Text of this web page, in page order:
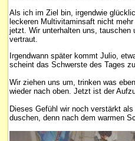
Als ich im Ziel bin, irgendwie
leckeren Multivitaminsaft nicht
jetzt. Wir unterhalten uns, tauschen
vertraut.
Irgendwann später kommt Julio,
scheint das Schwerste des Tages
Wir ziehen uns um, trinken was
wieder nach oben. Jetzt ist der
Dieses Gefühl wir noch verstärkt
duschen, denn nach dem warmen